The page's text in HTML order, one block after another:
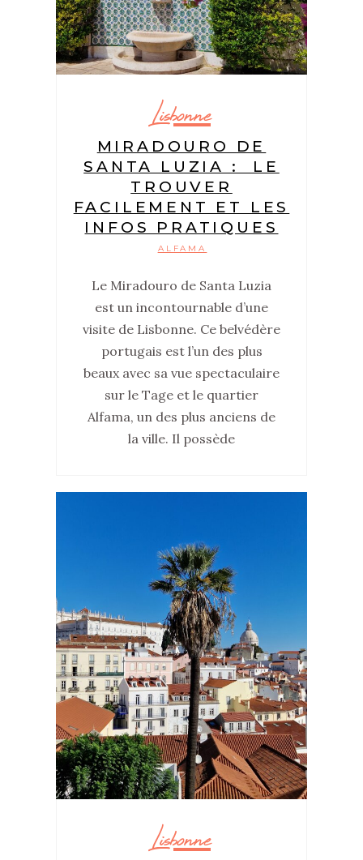
Lisbonne
MIRADOURO DE
SANTA LUZIA : LE
TROUVER
FACILEMENT ET LES
INFOS PRATIQUES
ALFAMA
Le Miradouro de Santa Luzia
est un incontournable d’une
visite de Lisbonne. Ce belvédère
portugais est l’un des plus
beaux avec sa vue spectaculaire
sur le Tage et le quartier
Alfama, un des plus anciens de
la ville. Il possède
Lisbonne